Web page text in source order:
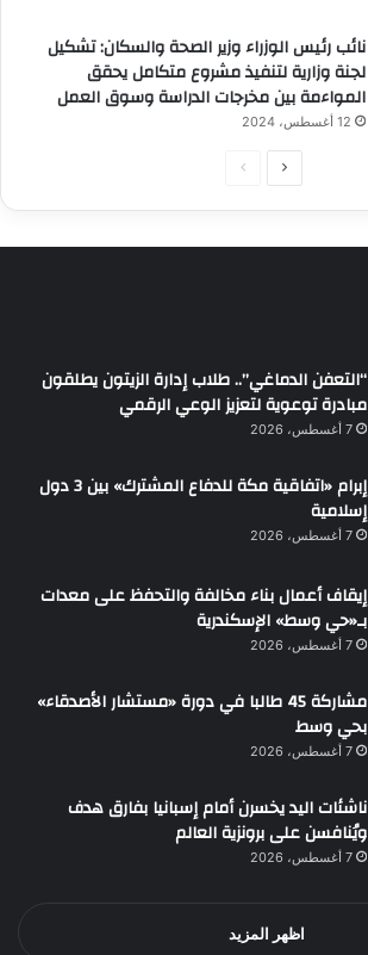
نائب رئيس الوزراء وزير الصحة والسكان: تشكيل
لجنة وزارية لتنفيذ مشروع متكامل يحقق
المواءمة بين مخرجات الدراسة وسوق العمل
12 أغسطس، 2024
الصفحةالصفحة
“التعفن الدماغي”.. طلاب إدارة الزيتون يطلقون
مبادرة توعوية لتعزيز الوعي الرقمي
7 أغسطس، 2026
إبرام «اتفاقية مكة للدفاع المشترك» بين 3 دول
إسلامية
7 أغسطس، 2026
إيقاف أعمال بناء مخالفة والتحفظ على معدات
بـ«حي وسط» الإسكندرية
7 أغسطس، 2026
مشاركة 45 طالبا في دورة «مستشار الأصدقاء»
بحي وسط
7 أغسطس، 2026
ناشئات اليد يخسرن أمام إسبانيا بفارق هدف
ويُنافسن على برونزية العالم
7 أغسطس، 2026
اظهر المزيد